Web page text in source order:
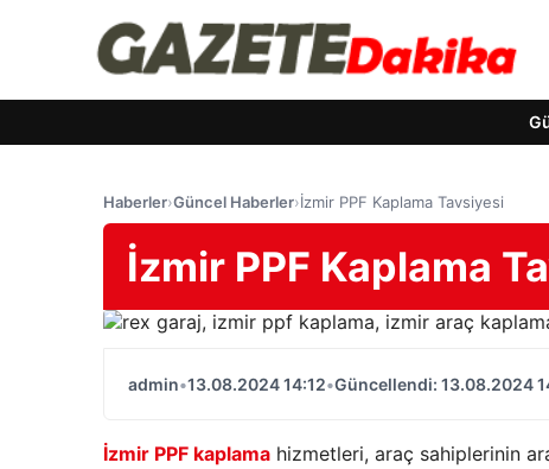
Haberler›Güncel Haberler›İzmir PPF Kaplama Tavsiyesi
İzmir PPF Kaplama
admin•13.08.2024 14:12•Güncellendi: 13.08.2024
İzmir PPF kaplama hizmetleri, araç sahiplerinin